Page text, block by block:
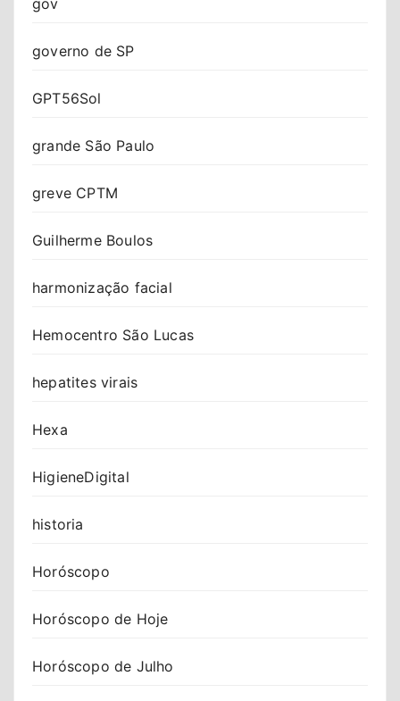
governo de SP
GPT56Sol
grande São Paulo
greve CPTM
Guilherme Boulos
harmonização facial
Hemocentro São Lucas
hepatites virais
Hexa
HigieneDigital
historia
Horóscopo
Horóscopo de Hoje
Horóscopo de Julho